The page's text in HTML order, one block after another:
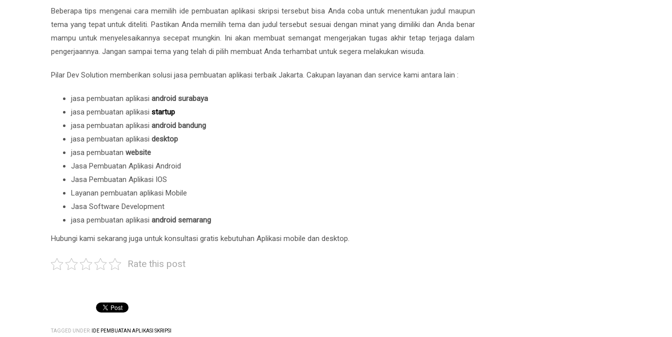
Beberapa tips mengenai cara memilih ide pembuatan aplikasi skripsi tersebut bisa Anda coba untuk menentukan judul maupun
tema yang tepat untuk diteliti. Pastikan Anda memilih tema dan judul tersebut sesuai dengan minat yang dimiliki dan Anda benar
mampu untuk menyelesaikannya secepat mungkin. Ini akan membuat semangat mengerjakan tugas akhir tetap terjaga dalam
pengerjaannya. Jangan sampai tema yang telah di pilih membuat Anda terhambat untuk segera melakukan wisuda.
Pilar Dev Solution memberikan solusi jasa pembuatan aplikasi terbaik Jakarta. Cakupan layanan dan service kami antara lain :
jasa pembuatan aplikasi android surabaya
jasa pembuatan aplikasi startup
jasa pembuatan aplikasi android bandung
jasa pembuatan aplikasi desktop
jasa pembuatan website
Jasa Pembuatan Aplikasi Android
Jasa Pembuatan Aplikasi IOS
Layanan pembuatan aplikasi Mobile
Jasa Software Development
jasa pembuatan aplikasi android semarang
Hubungi kami sekarang juga untuk konsultasi gratis kebutuhan Aplikasi mobile dan desktop.
Rate this post
TAGGED UNDER: IDE PEMBUATAN APLIKASI SKRIPSI